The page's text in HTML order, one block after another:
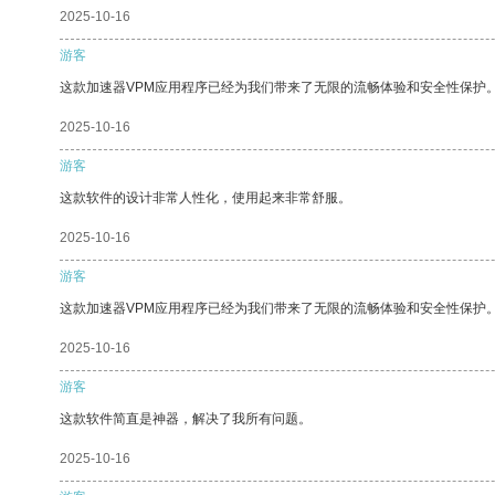
2025-10-16
游客
这款加速器VPM应用程序已经为我们带来了无限的流畅体验和安全性保护
2025-10-16
游客
这款软件的设计非常人性化，使用起来非常舒服。
2025-10-16
游客
这款加速器VPM应用程序已经为我们带来了无限的流畅体验和安全性保护
2025-10-16
游客
这款软件简直是神器，解决了我所有问题。
2025-10-16